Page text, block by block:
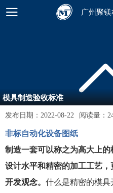
广州聚
模具制造验收标准
发布日期： 2022-08-22 阅读量：
非标自动化设备图纸
制造一套可以称之为高大上
设计水平和精密的加工工艺
开发观念。 什么是精密的模